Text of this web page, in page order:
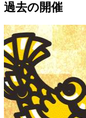
過去の開催